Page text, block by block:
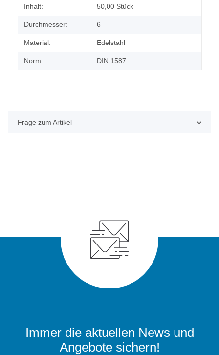
Produkteigenschaft
Wert
Inhalt: 50,00 Stück
Durchmesser: 6
Material: Edelstahl
Norm: DIN 1587
Frage zum Artikel
Immer die aktuellen News und
Angebote sichern!